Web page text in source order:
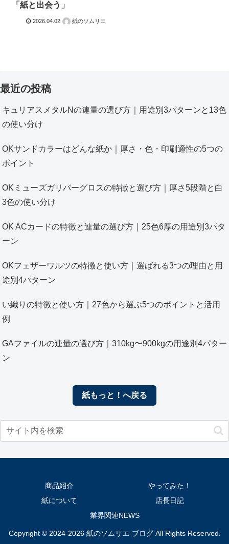
「紙と出会う」
2026.04.02 紙のソムリエ
最近の投稿
キュリアスメタルNの連量の選び方｜用途別3パターンと13色
の使い分け
OKサンドカラーはどんな紙か｜厚さ・色・印刷適性の5つの
ポイント
OKミューズガリバーグロスの特徴と選び方｜厚さ5段階と白
3色の使い分け
OK ACカードの特徴と連量の選び方｜25色6厚の用途別3パタ
ーン
OKフェザーワルツの特徴と使い方｜選ばれる3つの理由と用
途別4パターン
い織りの特徴と使い方｜27色から選ぶ5つのポイントと活用
例
GAファイルの連量の選び方｜310kg〜900kgの用途別4パター
ン
紙もっと！へ戻る
商品紹介
やってみた！
紙について
店長日記
業界関連NEWS
Copyright © 2024-2026 紙のソムリエ-ブログ All Rights Reserved.